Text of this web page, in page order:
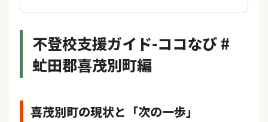
不登校支援ガイド-ココなび #
虻田郡喜茂別町編
喜茂別町の現状と「次の一歩」